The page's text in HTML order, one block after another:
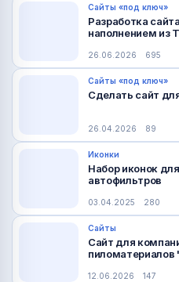
Сайты «под ключ»
Разработка
наполнением из
26.06.2026 695
Сайты «под ключ»
Сделать сайт
26.04.2026 89
Иконки
Набор иконок
автофильтров
03.04.2025 280
Сайты
Сайт для
пиломатериалов
12.06.2026 147